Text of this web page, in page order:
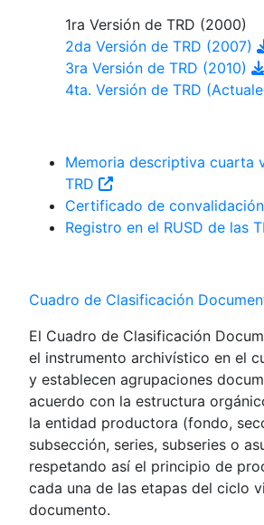
1ra Versión de TRD (2000)
2da Versión de TRD (2007)
3ra Versión de TRD (2010)
4ta. Versión de TRD
Memoria descriptiva cuarta
TRD
Certificado de
Registro en el RUSD de las
Cuadro de Clasificación
El Cuadro de Clasificación
el instrumento archivístico en el
y establecen agrupaciones
acuerdo con la estructura
la entidad productora (fondo,
subsección, series, subseries o
respetando así el principio de
cada una de las etapas del ciclo
documento.